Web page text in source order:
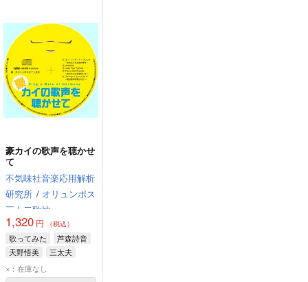
豪カイの歌声を聴かせ
て
不気味社音楽応用解析
研究所 / オリュンポス
三十二歌神
1,320 円 （税込）
歌ってみた
芦森詩音
天野悟美
三太夫
×：在庫なし